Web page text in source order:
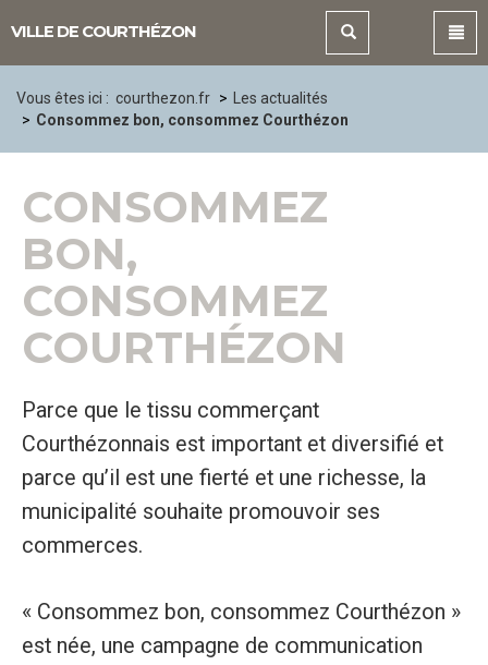
VILLE DE COURTHÉZON
Vous êtes ici : courthezon.fr
Les actualités
Consommez bon, consommez Courthézon
CONSOMMEZ
BON,
CONSOMMEZ
COURTHÉZON
Parce que le tissu commerçant
Courthézonnais est important et diversifié et
parce qu’il est une fierté et une richesse, la
municipalité souhaite promouvoir ses
commerces.
« Consommez bon, consommez Courthézon »
est née, une campagne de communication